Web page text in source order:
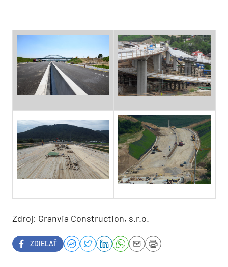
Zdroj: Granvia Construction, s.r.o.
ZDIEĽAŤ